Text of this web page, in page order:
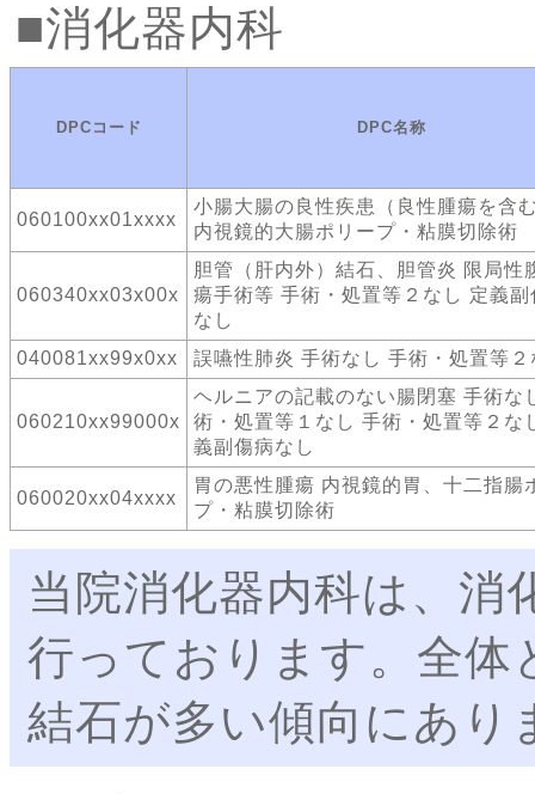
消化器内科
DPCコード DPC名称
060100xx01xxxx
小腸大腸の良性疾患（良性腫瘍を含
内視鏡的大腸ポリープ・粘膜切除術
060340xx03x00x
胆管（肝内外）結石、胆管炎 限局性
瘍手術等 手術・処置等２なし 定義副
なし
040081xx99x0xx
誤嚥性肺炎 手術なし 手術・処置等２
060210xx99000x
ヘルニアの記載のない腸閉塞 手術な
術・処置等１なし 手術・処置等２な
義副傷病なし
060020xx04xxxx
胃の悪性腫瘍 内視鏡的胃、十二指腸
プ・粘膜切除術
当院消化器内科は、消
行っております。全体
結石が多い傾向にあり